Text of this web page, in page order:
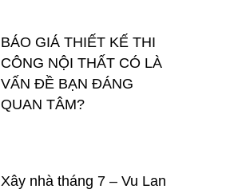
BÁO GIÁ THIẾT KẾ THI
CÔNG NỘI THẤT CÓ LÀ
VẤN ĐỀ BẠN ĐÁNG
QUAN TÂM?
Xây nhà tháng 7 – Vu Lan